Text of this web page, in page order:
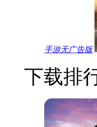
手游无广告版
下载排